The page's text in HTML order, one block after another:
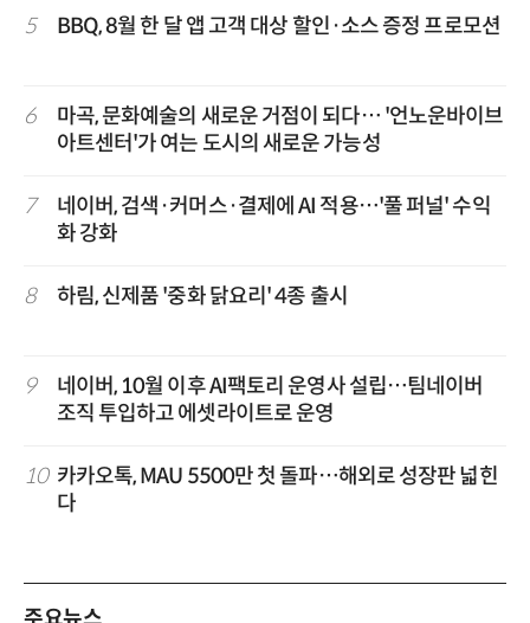
5 BBQ, 8월 한 달 앱 고객 대상 할인·소스 증정 프로모션
6
마곡, 문화예술의 새로운 거점이 되다… '언노운바이브
아트센터'가 여는 도시의 새로운 가능성
7
네이버, 검색·커머스·결제에 AI 적용…'풀 퍼널' 수익
화 강화
8 하림, 신제품 '중화 닭요리' 4종 출시
9
네이버, 10월 이후 AI팩토리 운영사 설립…팀네이버
조직 투입하고 에셋라이트로 운영
10 카카오톡, MAU 5500만 첫 돌파…해외로 성장판 넓힌
다